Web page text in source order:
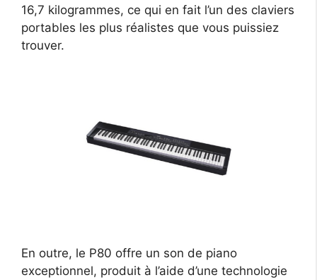
16,7 kilogrammes, ce qui en fait l’un des claviers
portables les plus réalistes que vous puissiez
trouver.
En outre, le P80 offre un son de piano
exceptionnel, produit à l’aide d’une technologie